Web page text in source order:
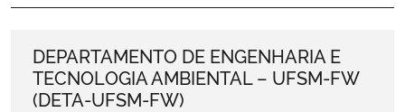
Ministério do Turismo
DEPARTAMENTO DE ENGENHARIA E
TECNOLOGIA AMBIENTAL – UFSM-FW
(DETA-UFSM-FW)